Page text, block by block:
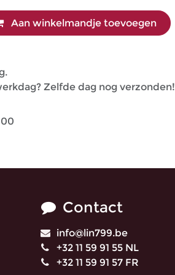
Aan winkelmandje toevoegen
Zelfde dag nog verzonden!
Contact
info@lin799.be
+32 11 59 91 55 NL
+32 11 59 91 57 FR